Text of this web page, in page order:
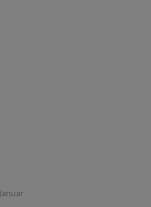
Januar